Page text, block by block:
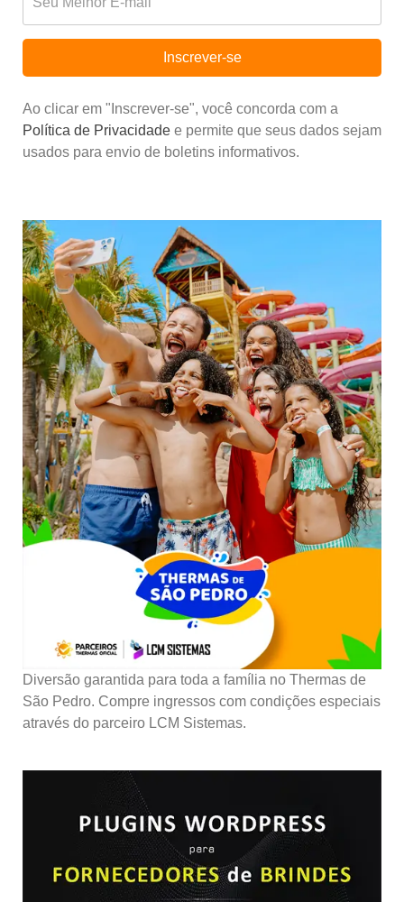
Inscrever-se
Ao clicar em "Inscrever-se", você concorda com a
Política de Privacidade e permite que seus dados sejam
usados para envio de boletins informativos.
Diversão garantida para toda a família no Thermas de
São Pedro. Compre ingressos com condições especiais
através do parceiro LCM Sistemas.